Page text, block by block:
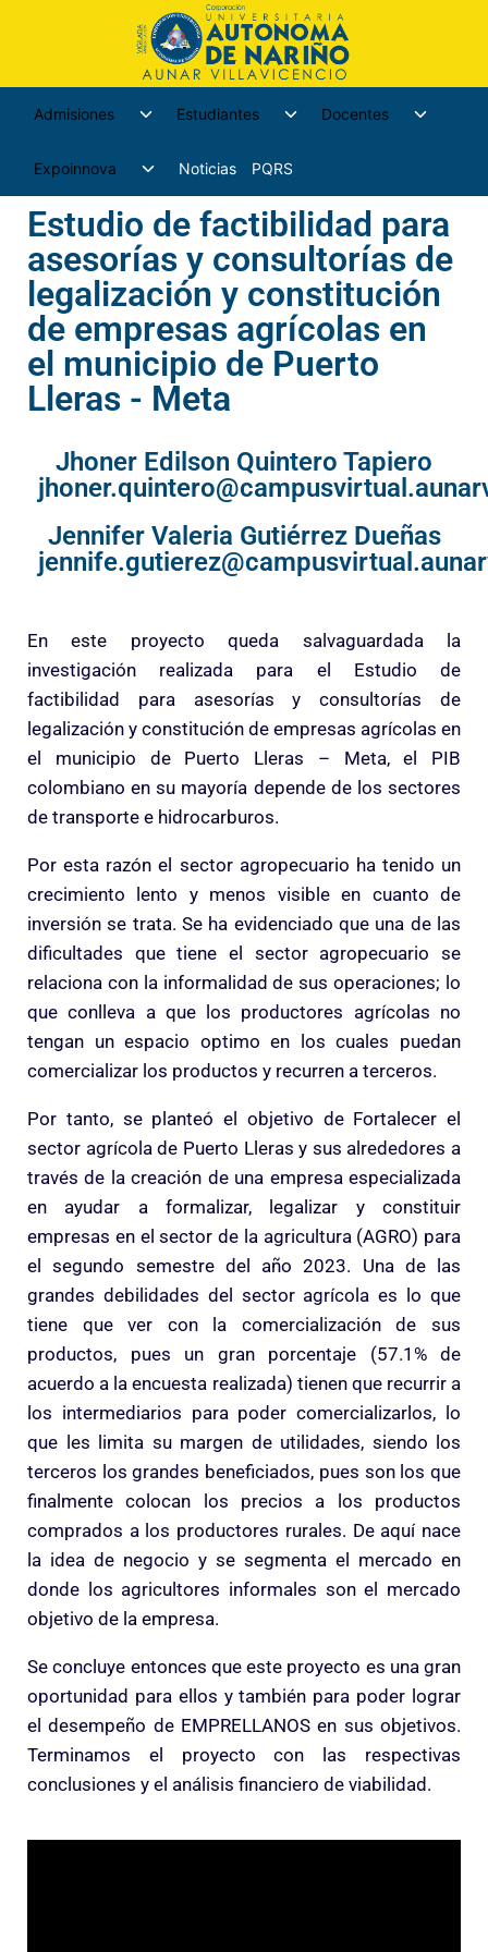
Admisiones Estudiantes Docentes
Expoinnova Noticias PQRS
Estudio de factibilidad para
asesorías y consultorías de
legalización y constitución
de empresas agrícolas en
el municipio de Puerto
Lleras - Meta
Jhoner Edilson Quintero Tapiero
Jennifer Valeria Gutiérrez Dueñas
En este proyecto queda salvaguardada la
investigación realizada para el Estudio de
factibilidad para asesorías y consultorías de
legalización y constitución de empresas agrícolas en
el municipio de Puerto Lleras – Meta, el PIB
colombiano en su mayoría depende de los sectores
de transporte e hidrocarburos.
Por esta razón el sector agropecuario ha tenido un
crecimiento lento y menos visible en cuanto de
inversión se trata. Se ha evidenciado que una de las
dificultades que tiene el sector agropecuario se
relaciona con la informalidad de sus operaciones; lo
que conlleva a que los productores agrícolas no
tengan un espacio optimo en los cuales puedan
comercializar los productos y recurren a terceros.
Por tanto, se planteó el objetivo de Fortalecer el
sector agrícola de Puerto Lleras y sus alrededores a
través de la creación de una empresa especializada
en ayudar a formalizar, legalizar y constituir
empresas en el sector de la agricultura (AGRO) para
el segundo semestre del año 2023. Una de las
grandes debilidades del sector agrícola es lo que
tiene que ver con la comercialización de sus
productos, pues un gran porcentaje (57.1% de
acuerdo a la encuesta realizada) tienen que recurrir a
los intermediarios para poder comercializarlos, lo
que les limita su margen de utilidades, siendo los
terceros los grandes beneficiados, pues son los que
finalmente colocan los precios a los productos
comprados a los productores rurales. De aquí nace
la idea de negocio y se segmenta el mercado en
donde los agricultores informales son el mercado
objetivo de la empresa.
Se concluye entonces que este proyecto es una gran
oportunidad para ellos y también para poder lograr
el desempeño de EMPRELLANOS en sus objetivos.
Terminamos el proyecto con las respectivas
conclusiones y el análisis financiero de viabilidad.